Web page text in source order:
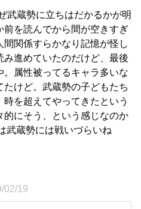
武蔵勢に立ちはだかるかが明
前を読んでから間が空きすぎ
間関係すらかなり記憶が怪し
み進めていたのだけど、最後
。属性被ってるキャラ多いな
たけど。武蔵勢の子どもたち
時を超えてやってきたという
的にそう、という感じなのか
武蔵勢には戦いづらいね
02/19